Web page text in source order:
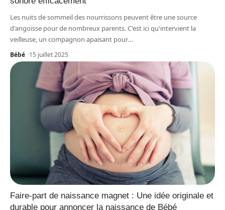
Les nuits de sommeil des nourrissons peuvent être une source
d'angoisse pour de nombreux parents. C'est ici qu'intervient la
veilleuse, un compagnon apaisant pour…
Bébé 15 juillet 2025
Faire-part de naissance magnet : Une idée originale et
durable pour annoncer la naissance de Bébé